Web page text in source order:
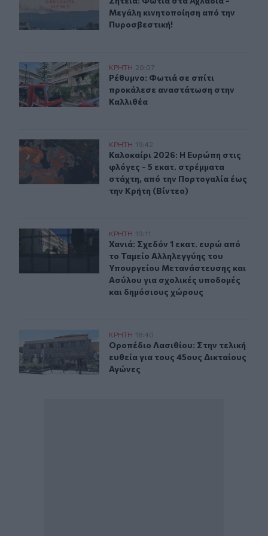
Μεγάλη κινητοποίηση από την
Πυροσβεστική!
Ρέθυμνο: Φωτιά σε σπίτι προκάλεσε αναστάτωση στην
ΚΡΗΤΗ 20:07
Ρέθυμνο: Φωτιά σε σπίτι
Ρέθυμνο: Φωτιά σε σπίτι
προκάλεσε αναστάτωση στην
Καλλιθέα
Καλοκαίρι 2026: Η Ευρώπη στις φλόγες - 5 εκατ.
ΚΡΗΤΗ 19:42
Καλοκαίρι 2026: Η Ευρώπη στις
Καλοκαίρι 2026: Η Ευρώπη στις
φλόγες - 5 εκατ. στρέμματα
στάχτη, από την Πορτογαλία έως
την Κρήτη (Βίντεο)
Χανιά: Σχεδόν 1 εκατ. ευρώ από το Ταμείο
ΚΡΗΤΗ 19:11
Χανιά: Σχεδόν 1 εκατ. ευρώ από το
Χανιά: Σχεδόν 1 εκατ. ευρώ από
το Ταμείο Αλληλεγγύης του
Υπουργείου Μετανάστευσης και
Ασύλου για σχολικές υποδομές
και δημόσιους χώρους
Οροπέδιο Λασιθίου: Στην τελική ευθεία για τους 45ους
ΚΡΗΤΗ 18:40
Οροπέδιο Λασιθίου: Στην τελική
Οροπέδιο Λασιθίου: Στην τελική
ευθεία για τους 45ους Δικταίους
Αγώνες